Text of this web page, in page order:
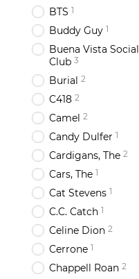
BTS 1
Buddy Guy 1
Buena Vista Social
Club 3
Burial 2
C418 2
Camel 2
Candy Dulfer 1
Cardigans, The 2
Cars, The 1
Cat Stevens 1
C.C. Catch 1
Celine Dion 2
Cerrone 1
Chappell Roan 2